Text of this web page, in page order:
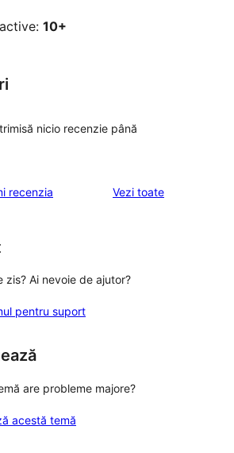
10+
nicio recenzie până
recenzia Vezi toaterecenziile
zis? Ai nevoie de ajutor?
pentru suport
are probleme majore?
acestă temă